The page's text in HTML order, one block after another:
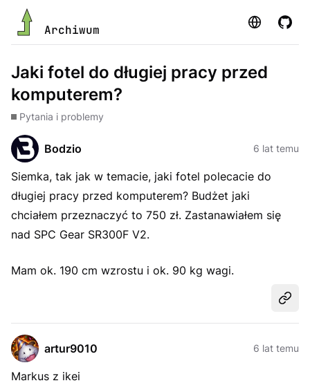
Archiwum Strona
Jaki fotel do długiej pracy przed
komputerem?
Pytania i problemy
Bodzio 6 lat temu
Siemka, tak jak w temacie, jaki fotel polecacie do
długiej pracy przed komputerem? Budżet jaki
chciałem przeznaczyć to 750 zł. Zastanawiałem się
nad SPC Gear SR300F V2.
Mam ok. 190 cm wzrostu i ok. 90 kg wagi.
artur9010 6 lat temu
Markus z ikei